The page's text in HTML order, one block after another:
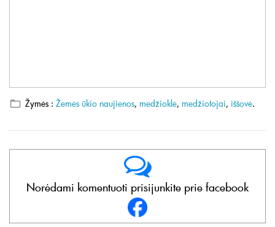
Žymės : Žemės ūkio naujienos, medžioklė, medžiotojai, iššovė.
Norėdami komentuoti prisijunkite prie facebook